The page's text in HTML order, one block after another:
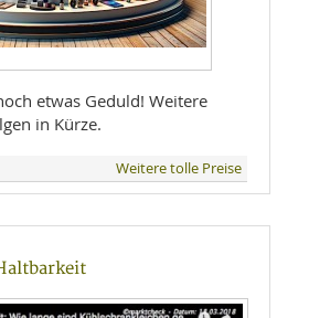
etwas Geduld! Weitere
in Kürze.
Weitere tolle Preise